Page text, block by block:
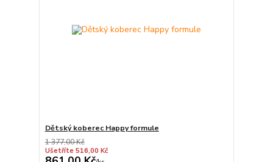
Dětský koberec Happy formule
1 377,00 Kč
Ušetříte 516,00 Kč